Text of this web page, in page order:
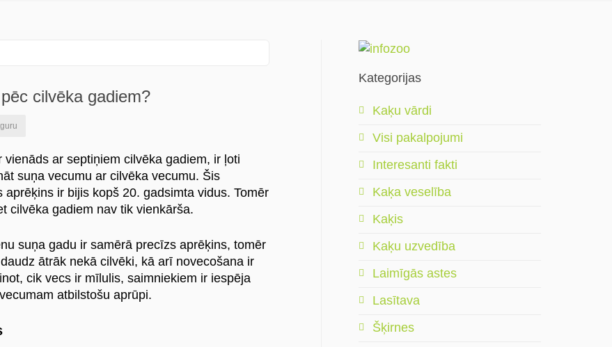
cilvēka gadiem?
ar septiņiem cilvēka gadiem, ir ļoti
suņa vecumu ar cilvēka vecumu. Šis
aprēķins ir bijis kopš 20. gadsimta vidus. Tomēr
cilvēka gadiem nav tik vienkārša.
suņa gadu ir samērā precīzs aprēķins, tomēr
ātrāk nekā cilvēki, kā arī novecošana ir
cik vecs ir mīlulis, saimniekiem ir iespēja
atbilstošu aprūpi.
Kategorijas
Kaķu vārdi
Visi pakalpojumi
Interesanti fakti
Kaķa veselība
Kaķis
Kaķu uzvedība
Laimīgās astes
Lasītava
Šķirnes